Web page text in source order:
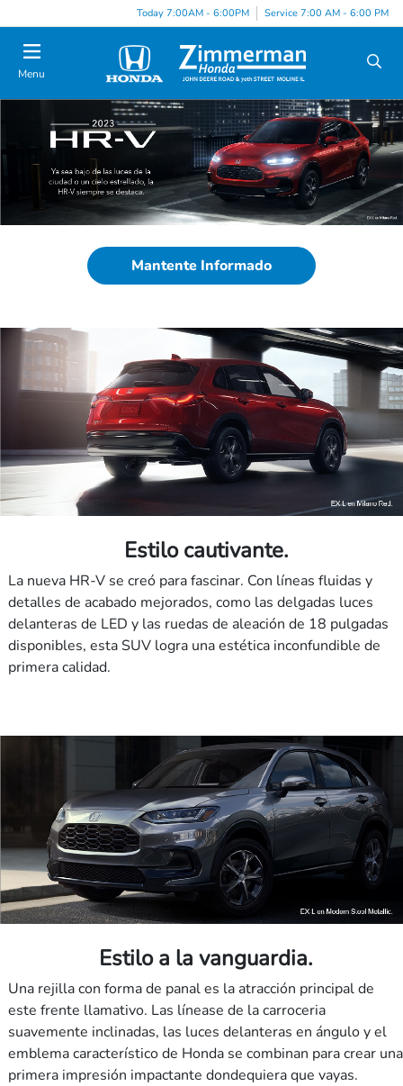
Today 7:00AM - 6:00PM Service 7:00 AM - 6:00 PM
Menu
Mantente Informado
Estilo cautivante.
La nueva HR-V se creó para fascinar. Con líneas fluidas y
detalles de acabado mejorados, como las delgadas luces
delanteras de LED y las ruedas de aleación de 18 pulgadas
disponibles, esta SUV logra una estética inconfundible de
primera calidad.
Estilo a la vanguardia.
Una rejilla con forma de panal es la atracción principal de
este frente llamativo. Las línease de la carroceria
suavemente inclinadas, las luces delanteras en ángulo y el
emblema característico de Honda se combinan para crear una
primera impresión impactante dondequiera que vayas.